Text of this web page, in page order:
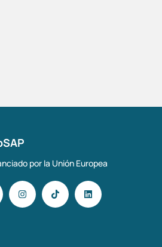
por la Unión Europea